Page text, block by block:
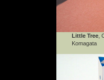
Little Tree ,
Komagata